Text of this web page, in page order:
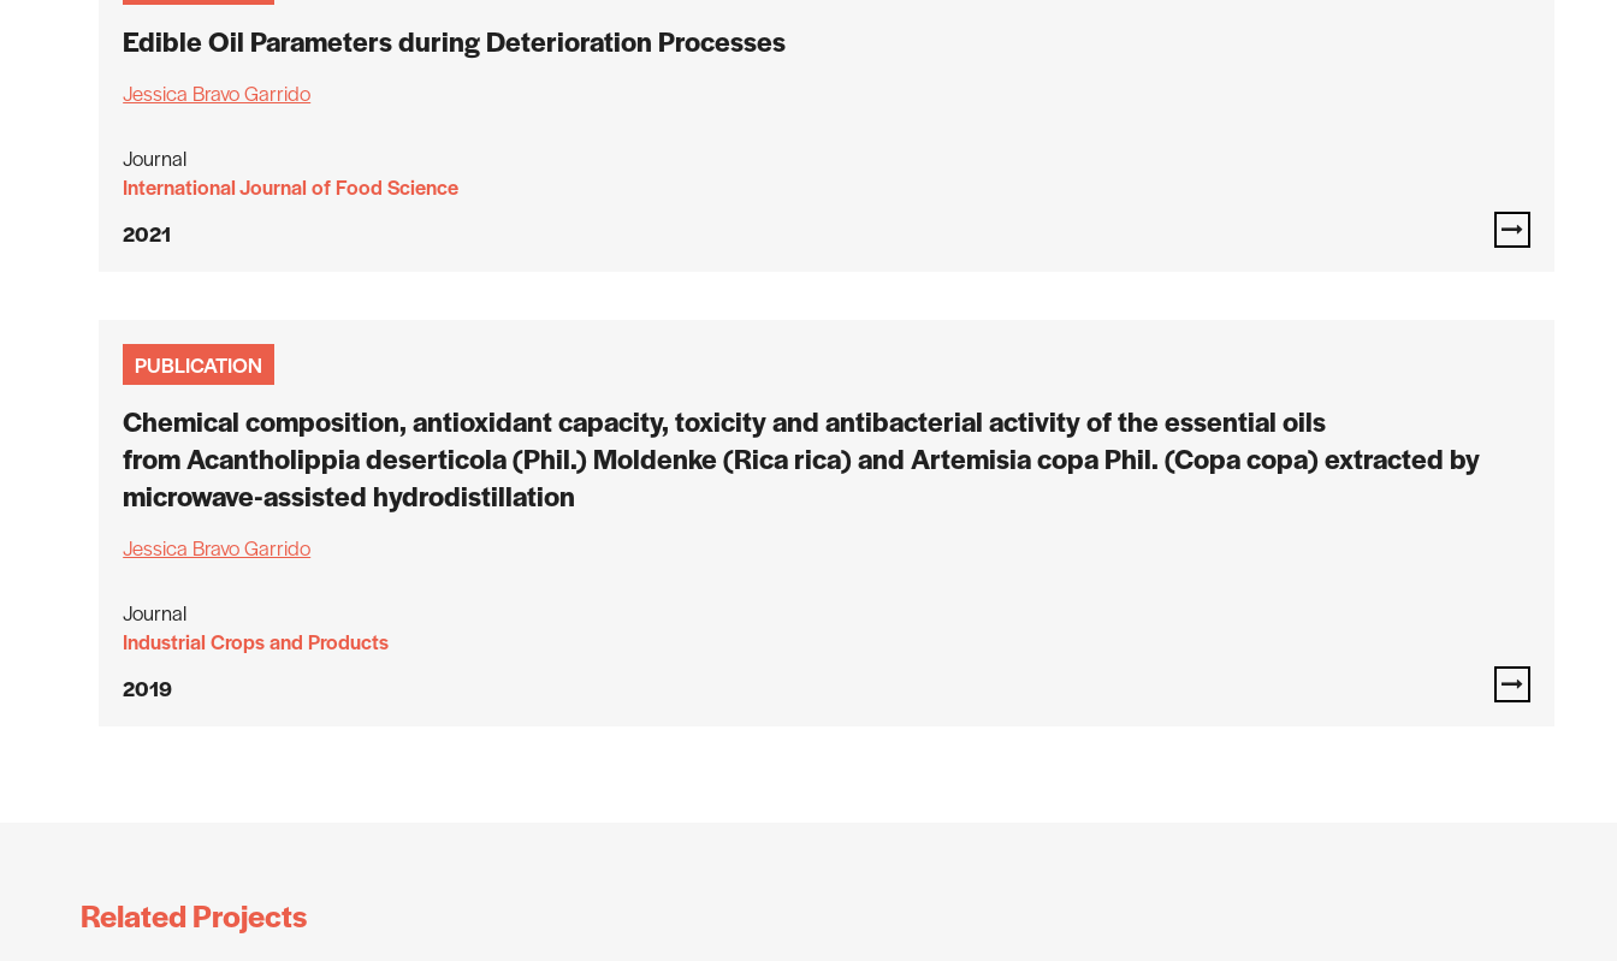
Edible Oil Parameters during Deterioration Processes
Jessica Bravo Garrido
Journal
International Journal of Food Science
2021
PUBLICATION
Chemical composition, antioxidant capacity, toxicity and antibacterial activity of the essential oils
from Acantholippia deserticola (Phil.) Moldenke (Rica rica) and Artemisia copa Phil. (Copa copa) extracted by
microwave-assisted hydrodistillation
Jessica Bravo Garrido
Journal
Industrial Crops and Products
2019
Related Projects